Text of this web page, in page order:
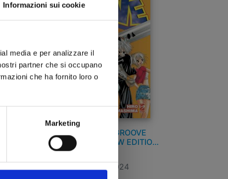
Informazioni sui cookie
media e per analizzare il
partner che si occupano
che ha fornito loro o
Marketing
RAVE - THE GROOVE
ADVENTURE NEW EDITION
09/01/2024